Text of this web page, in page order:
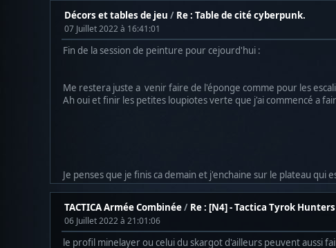
Décors et tables de jeu / Re : Table de cité cyberpunk.
07 Juillet 2022 à 16:41:01
Fin de la session de peinture pour cejourd'hui :
Me restera juste a venir faire de l'éponge comme pour les
Ah oui et finir les petites loupiotes verte que j'ai commencé a
Je penses que je finis ca demain et j'enchaine sur le plateau qui
TACTICA Armée Combinée/ Re : [N4] - Tactica Tyrok Hunters
06 Juillet 2022 à 21:01:06
le profil minelayer ou celui du skargot d'ailleurs peuvent aussi